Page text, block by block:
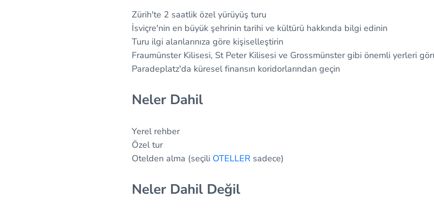
Zürih'te 2 saatlik özel yürüyüş turu
İsviçre'nin en büyük şehrinin tarihi ve kültürü hakkında bilgi edinin
Turu ilgi alanlarınıza göre kişiselleştirin
Fraumünster Kilisesi, St Peter Kilisesi ve Grossmünster gibi önemli yerleri
Paradeplatz'da küresel finansın koridorlarından geçin
Neler Dahil
Yerel rehber
Özel tur
Otelden alma (seçili OTELLER sadece)
Neler Dahil Değil